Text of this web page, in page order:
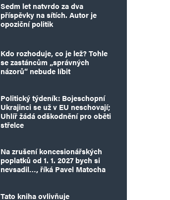
Sedm let natvrdo za dva
příspěvky na sítích. Autor je
opoziční politik
Kdo rozhoduje, co je lež? Tohle
se zastáncům „správných
názorů“ nebude líbit
Politický týdeník: Bojeschopní
Ukrajinci se už v EU neschovají;
Uhlíř žádá odškodnění pro oběti
střelce
Na zrušení koncesionářských
poplatků od 1. 1. 2027 bych si
nevsadil…, říká Pavel Matocha
Tato kniha ovlivňuje